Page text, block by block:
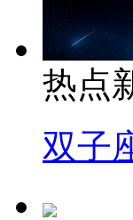
热点
双子